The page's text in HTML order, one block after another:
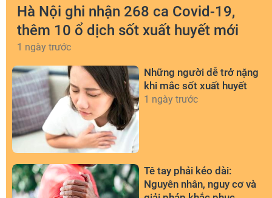
Hà Nội ghi nhận 268 ca Covid-19,
thêm 10 ổ dịch sốt xuất huyết mới
1 ngày trước
Những người dễ trở nặng
khi mắc sốt xuất huyết
1 ngày trước
Tê tay phải kéo dài:
Nguyên nhân, nguy cơ và